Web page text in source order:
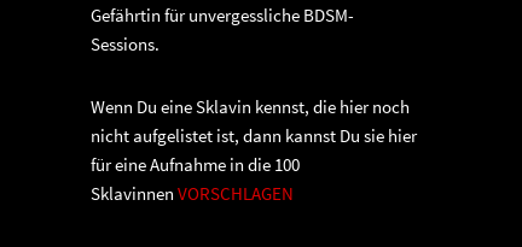
Gefährtin für unvergessliche BDSM-
Sessions.
Wenn Du eine Sklavin kennst, die hier noch
nicht aufgelistet ist, dann kannst Du sie hier
für eine Aufnahme in die 100
Sklavinnen VORSCHLAGEN